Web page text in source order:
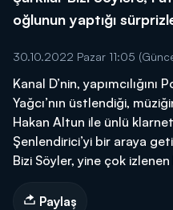
oğlunun yaptığı
30.10.2022 Pazar 11:05
Kanal D’nin,
Yağcı’nın üstlendiği,
Hakan Altun ile ünlü
Şenlendirici’yi bir araya
Bizi Söyler, yine çok
Paylaş